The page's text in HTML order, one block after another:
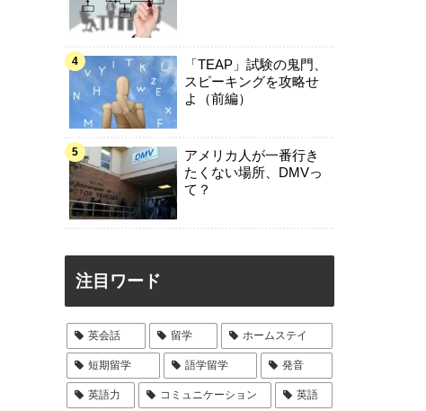
「TEAP」試験の鬼門、
スピーキングを攻略せ
よ（前編）
アメリカ人が一番行き
たくない場所、DMVっ
て？
注目ワード
英会話 留学 ホームステイ
短期留学 語学留学 発音
英語力 コミュニケーション 英語